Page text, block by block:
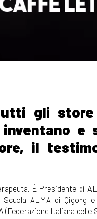
gli store
e
il
È Presidente di
ALMA di Qigong
(Federazione Italiana